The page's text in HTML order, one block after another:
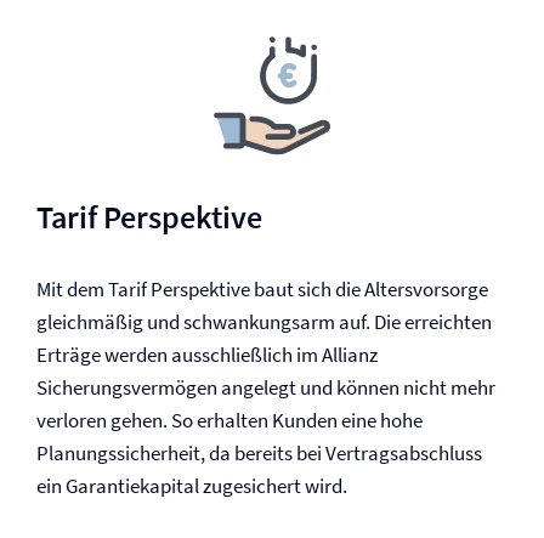
Tarif Perspektive
Mit dem Tarif Perspektive baut sich die Altersvorsorge
gleichmäßig und schwankungsarm auf. Die erreichten
Erträge werden ausschließlich im Allianz
Sicherungsvermögen angelegt und können nicht mehr
verloren gehen. So erhalten Kunden eine hohe
Planungssicherheit, da bereits bei Vertragsabschluss
ein Garantiekapital zugesichert wird.